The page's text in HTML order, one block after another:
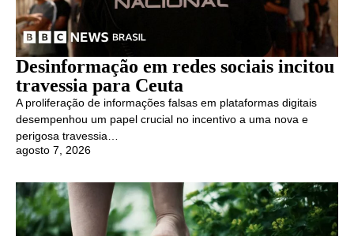
Desinformação em redes sociais incitou
travessia para Ceuta
A proliferação de informações falsas em plataformas digitais
desempenhou um papel crucial no incentivo a uma nova e
perigosa travessia…
agosto 7, 2026